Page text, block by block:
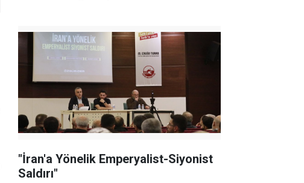
"İran'a Yönelik Emperyalist-Siyonist
Saldırı"